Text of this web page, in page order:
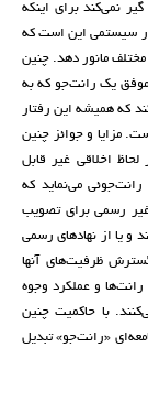
نمی‌کند برای اینکه
سیستمی این است که
مانور دهد. چنین
موفق یک رانت‌جو که به
که همیشه این رفتار
مزایا و جوائز چنین
اخلاقی غیر قابل
می‌نماید که
غیر رسمی برای تصویب
و یا از نهادهای رسمی
ظرفیت‌های آنها
و عملکرد وجوه
با حاکمیت چنین
«رانت‌جو» تبدیل